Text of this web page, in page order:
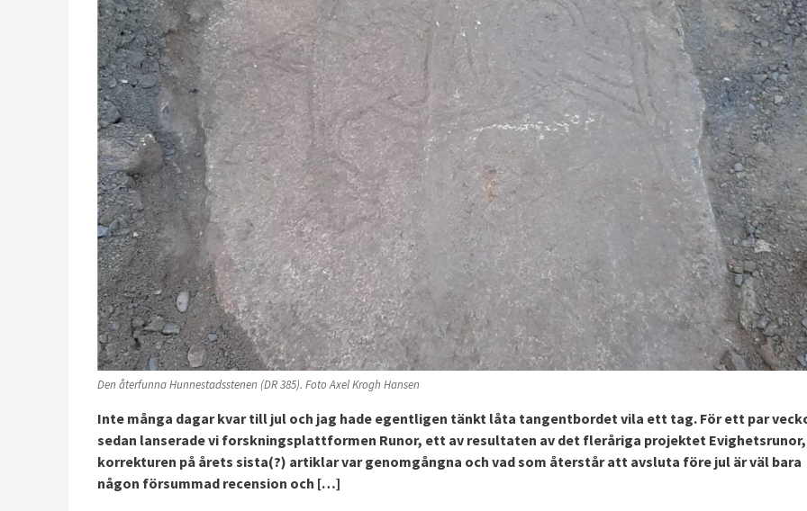
Den återfunna Hunnestadsstenen (DR 385). Foto Axel Krogh Hansen
Inte många dagar kvar till jul och jag hade egentligen tänkt låta tangentbordet vila ett tag. För ett par
sedan lanserade vi forskningsplattformen Runor, ett av resultaten av det fleråriga projektet Evighetsrunor,
korrekturen på årets sista(?) artiklar var genomgångna och vad som återstår att avsluta före jul är väl bara
någon försummad recension och […]